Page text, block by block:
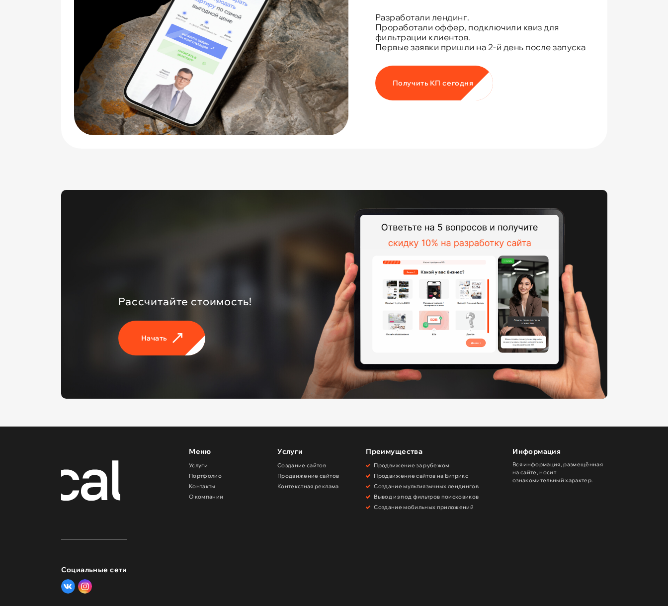
Разработали лендинг.
Проработали оффер, подключили квиз для
фильтрации клиентов.
Первые заявки пришли на 2-й день после запуска
Получить КП сегодня
Рассчитайте стоимость!
Начать
Социальные сети
Меню
Услуги
Портфолио
Контакты
О компании
Услуги
Создание сайтов
Продвижение сайтов
Контекстная реклама
Преимущества
Продвижение за рубежом
Продвижение сайтов на Битрикс
Создание мультиязычных лендингов
Вывод из под фильтров поисковиков
Создание мобильных приложений
Информация
Вся информация, размещённая
на сайте, носит
ознакомительный характер.